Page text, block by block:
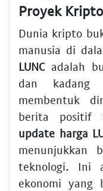
Proyek Kripto
Dunia kripto
manusia di
LUNCadalah
dan kadang
membentuk
berita positif
update harga
menunjukkan
teknologi. Ini
ekonomi yang